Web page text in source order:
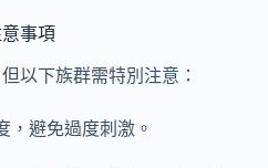
事項
以下族群需特別注意：
，避免過度刺激。